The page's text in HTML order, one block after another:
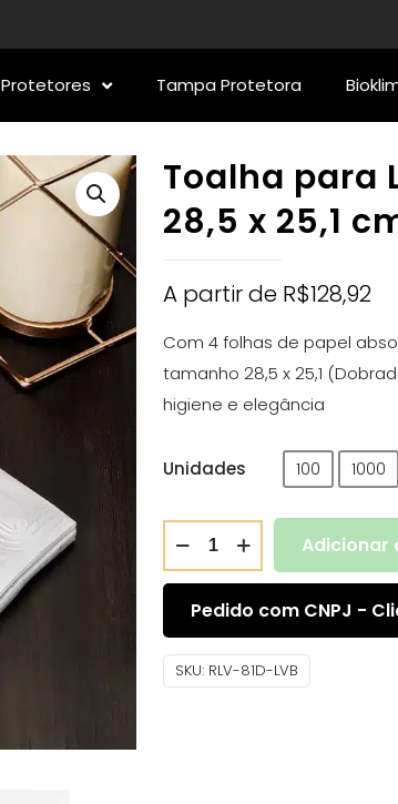
Protetores Tampa Protetora
Toalha para
28,5 x 25,1
A partir de R$128,92
Com 4 folhas de papel
tamanho 28,5 x 25,1
higiene e elegância
Unidades 100 1000
Adicionar
Pedido com CNPJ -
SKU: RLV-81D-LVB